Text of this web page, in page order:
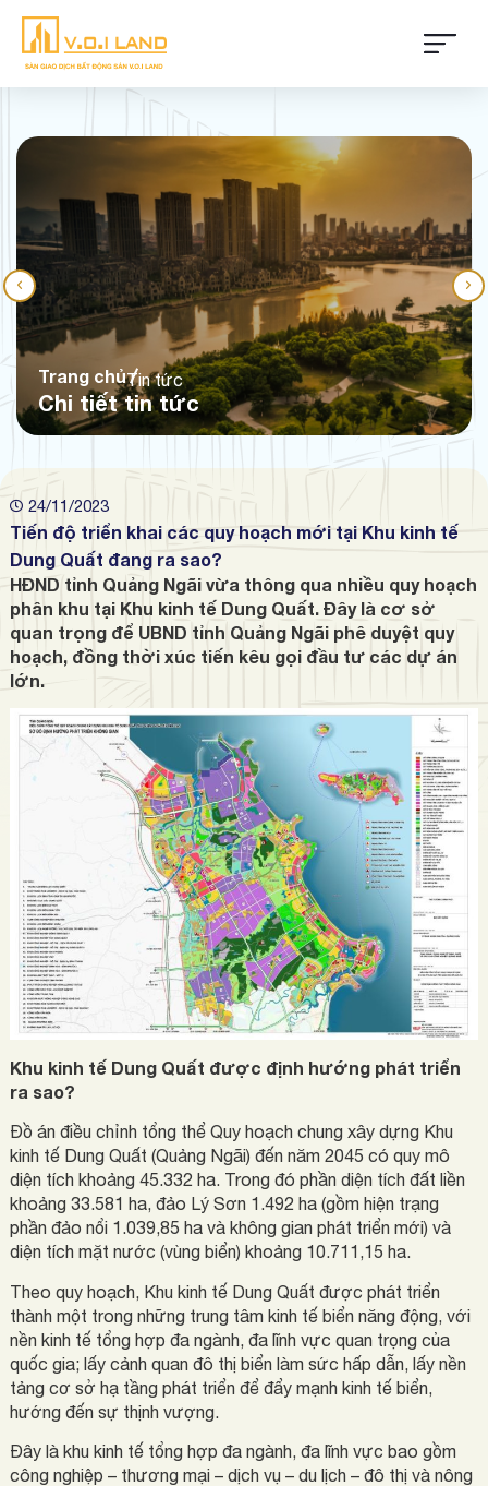
Trang chủTin tức
Chi tiết tin tức
24/11/2023
Tiến độ triển khai các quy hoạch mới tại Khu kinh tế
Dung Quất đang ra sao?
HĐND tỉnh Quảng Ngãi vừa thông qua nhiều quy hoạch
phân khu tại Khu kinh tế Dung Quất. Đây là cơ sở
quan trọng để UBND tỉnh Quảng Ngãi phê duyệt quy
hoạch, đồng thời xúc tiến kêu gọi đầu tư các dự án
lớn.
Khu kinh tế Dung Quất được định hướng phát triển
ra sao?
Đồ án điều chỉnh tổng thể Quy hoạch chung xây dựng Khu
kinh tế Dung Quất (Quảng Ngãi) đến năm 2045 có quy mô
diện tích khoảng 45.332 ha. Trong đó phần diện tích đất liền
khoảng 33.581 ha, đảo Lý Sơn 1.492 ha (gồm hiện trạng
phần đảo nổi 1.039,85 ha và không gian phát triển mới) và
diện tích mặt nước (vùng biển) khoảng 10.711,15 ha.
Theo quy hoạch, Khu kinh tế Dung Quất được phát triển
thành một trong những trung tâm kinh tế biển năng động, với
nền kinh tế tổng hợp đa ngành, đa lĩnh vực quan trọng của
quốc gia; lấy cảnh quan đô thị biển làm sức hấp dẫn, lấy nền
tảng cơ sở hạ tầng phát triển để đẩy mạnh kinh tế biển,
hướng đến sự thịnh vượng.
Đây là khu kinh tế tổng hợp đa ngành, đa lĩnh vực bao gồm
công nghiệp – thương mại – dịch vụ – du lịch – đô thị và nông